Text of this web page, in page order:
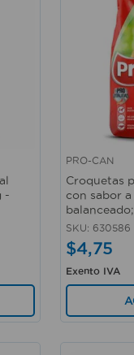
-
PRO-CAN
Croquetas
con sabor
SKU: 630586
$4,75
Exento IVA